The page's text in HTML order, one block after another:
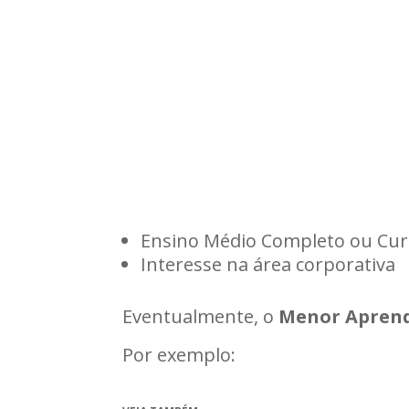
Ensino Médio Completo ou
Interesse na área corporativa
Eventualmente, o Menor
Por exemplo: